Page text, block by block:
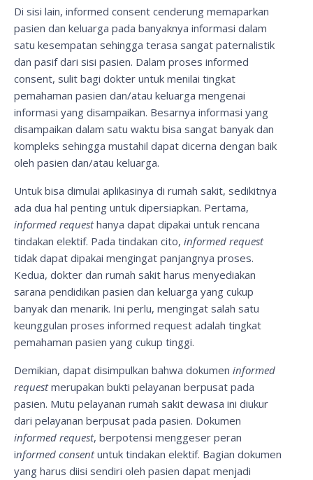
Di sisi lain, informed consent cenderung memaparkan
pasien dan keluarga pada banyaknya informasi dalam
satu kesempatan sehingga terasa sangat paternalistik
dan pasif dari sisi pasien. Dalam proses informed
consent, sulit bagi dokter untuk menilai tingkat
pemahaman pasien dan/atau keluarga mengenai
informasi yang disampaikan. Besarnya informasi yang
disampaikan dalam satu waktu bisa sangat banyak dan
kompleks sehingga mustahil dapat dicerna dengan baik
oleh pasien dan/atau keluarga.
Untuk bisa dimulai aplikasinya di rumah sakit, sedikitnya
ada dua hal penting untuk dipersiapkan. Pertama,
informed requesthanya dapat dipakai untuk rencana
tindakan elektif. Pada tindakan cito, informed request
tidak dapat dipakai mengingat panjangnya proses.
Kedua, dokter dan rumah sakit harus menyediakan
sarana pendidikan pasien dan keluarga yang cukup
banyak dan menarik. Ini perlu, mengingat salah satu
keunggulan proses informed request adalah tingkat
pemahaman pasien yang cukup tinggi.
Demikian, dapat disimpulkan bahwa dokumen informed
requestmerupakan bukti pelayanan berpusat pada
pasien. Mutu pelayanan rumah sakit dewasa ini diukur
dari pelayanan berpusat pada pasien. Dokumen
informed request, berpotensi menggeser peran
informed consentuntuk tindakan elektif. Bagian dokumen
yang harus diisi sendiri oleh pasien dapat menjadi